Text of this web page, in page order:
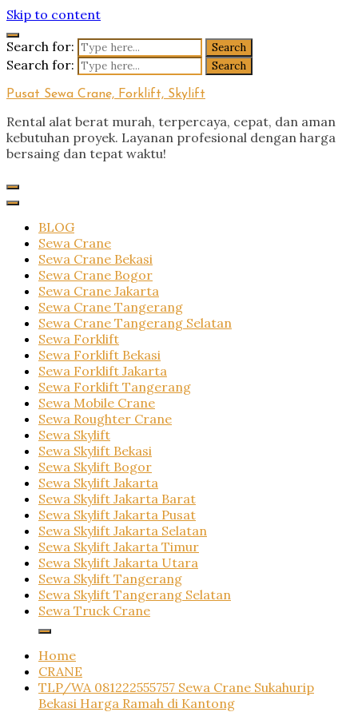
Skip to content
Search for:
Search for:
Pusat Sewa Crane, Forklift, Skylift
Rental alat berat murah, terpercaya, cepat, dan aman
kebutuhan proyek. Layanan profesional dengan harga
bersaing dan tepat waktu!
BLOG
Sewa Crane
Sewa Crane Bekasi
Sewa Crane Bogor
Sewa Crane Jakarta
Sewa Crane Tangerang
Sewa Crane Tangerang Selatan
Sewa Forklift
Sewa Forklift Bekasi
Sewa Forklift Jakarta
Sewa Forklift Tangerang
Sewa Mobile Crane
Sewa Roughter Crane
Sewa Skylift
Sewa Skylift Bekasi
Sewa Skylift Bogor
Sewa Skylift Jakarta
Sewa Skylift Jakarta Barat
Sewa Skylift Jakarta Pusat
Sewa Skylift Jakarta Selatan
Sewa Skylift Jakarta Timur
Sewa Skylift Jakarta Utara
Sewa Skylift Tangerang
Sewa Skylift Tangerang Selatan
Sewa Truck Crane
Home
CRANE
TLP/WA 081222555757 Sewa Crane Sukahurip
Bekasi Harga Ramah di Kantong